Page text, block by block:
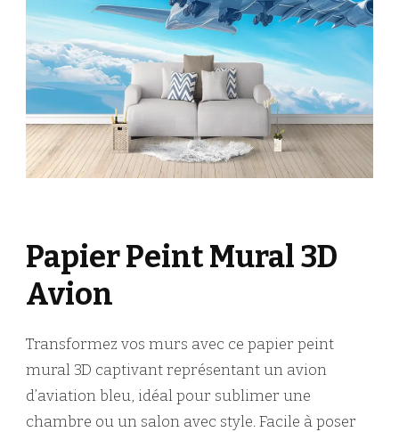
Papier Peint Mural 3D
Avion
Transformez vos murs avec ce papier peint
mural 3D captivant représentant un avion
d’aviation bleu, idéal pour sublimer une
chambre ou un salon avec style. Facile à poser